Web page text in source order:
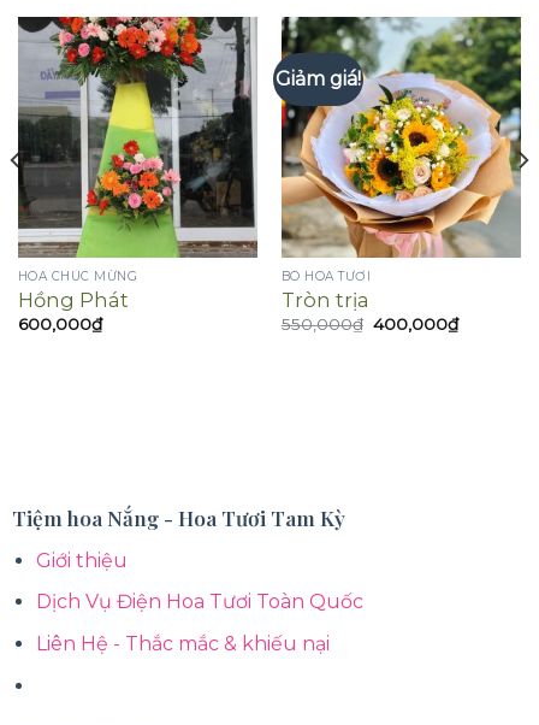
HOA CHÚC MỪNG
Hồng Phát
600,000₫
Giảm giá!
BÓ HOA TƯƠI
Tròn trịa
550,000₫ Giá
400,000₫Giá
hiện
Tiệm hoa Nắng - Hoa Tươi Tam Kỳ
Giới thiệu
Dịch Vụ Điện Hoa Tươi Toàn Quốc
Liên Hệ - Thắc mắc & khiếu nại